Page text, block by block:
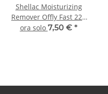
Shellac Moisturizing
Remover Offly Fast 222
ml
ora solo 7,50 € *